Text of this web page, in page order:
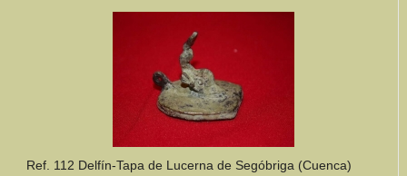
Ref. 112 Delfín-Tapa de Lucerna de Segóbriga (Cuenca)